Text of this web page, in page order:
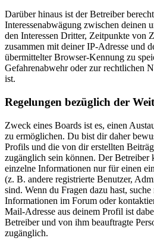
Darüber hinaus ist der Betreiber
Interessenabwägung zwischen deinen
den Interessen Dritter, Zeitpunkte von
zusammen mit deiner IP-Adresse und
übermittelter Browser-Kennung zu
Gefahrenabwehr oder zur rechtlichen
ist.
Regelungen bezüglich der
Zweck eines Boards ist es, einen
zu ermöglichen. Du bist dir daher
Profils und die von dir erstellten
zugänglich sein können. Der Betreiber
einzelne Informationen nur für einen
(z. B. andere registrierte Benutzer,
sind. Wenn du Fragen dazu hast, suche
Informationen im Forum oder
Mail-Adresse aus deinem Profil ist
Betreiber und von ihm beauftragte
zugänglich.